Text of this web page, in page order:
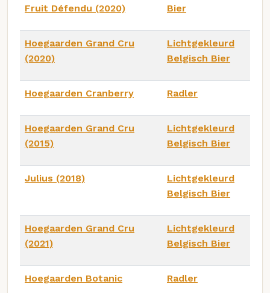
Fruit Défendu (2020)
Bier
Hoegaarden Grand Cru
(2020)
Lichtgekleurd
Belgisch Bier
Hoegaarden Cranberry Radler
Hoegaarden Grand Cru
(2015)
Lichtgekleurd
Belgisch Bier
Julius (2018)
Lichtgekleurd
Belgisch Bier
Hoegaarden Grand Cru
(2021)
Lichtgekleurd
Belgisch Bier
Hoegaarden Botanic Radler